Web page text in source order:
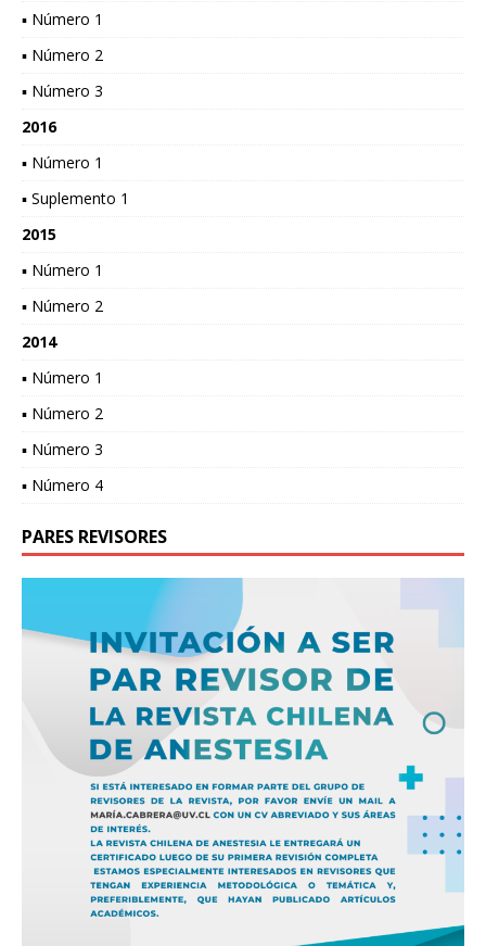
▪ Número 1
▪ Número 2
▪ Número 3
2016
▪ Número 1
▪ Suplemento 1
2015
▪ Número 1
▪ Número 2
2014
▪ Número 1
▪ Número 2
▪ Número 3
▪ Número 4
PARES REVISORES